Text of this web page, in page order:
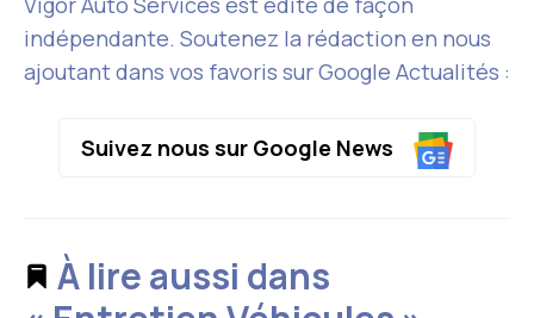
indépendante. Soutenez la rédaction en nous
ajoutant dans vos favoris sur Google Actualités :
Suivez nous sur Google News
À lire aussi dans